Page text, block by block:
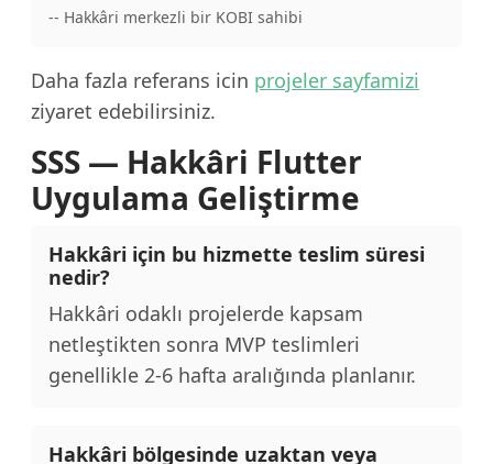
-- Hakkâri merkezli bir KOBI sahibi
Daha fazla referans icin projeler sayfamizi
ziyaret edebilirsiniz.
SSS — Hakkâri Flutter
Uygulama Geliştirme
Hakkâri için bu hizmette teslim süresi
nedir?
Hakkâri odaklı projelerde kapsam
netleştikten sonra MVP teslimleri
genellikle 2-6 hafta aralığında planlanır.
Hakkâri bölgesinde uzaktan veya